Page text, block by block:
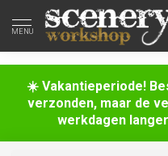
☀️ Vakantieperiode!
verzonden, maar de
werkdagen
MENU